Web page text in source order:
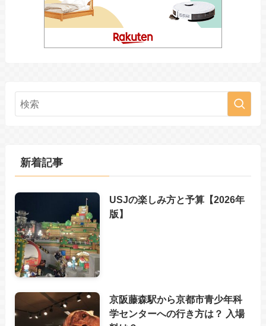
新着記事
USJの楽しみ方と予算【2026年
版】
京阪藤森駅から京都市青少年科
学センターへの行き方は？ 入場